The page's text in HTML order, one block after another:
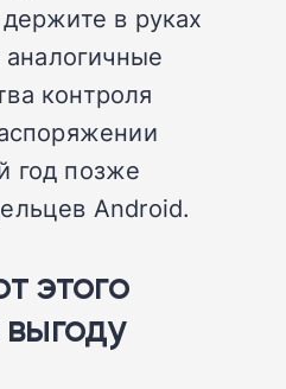
в руках
аналогичные
контроля
год позже
Android.
этого